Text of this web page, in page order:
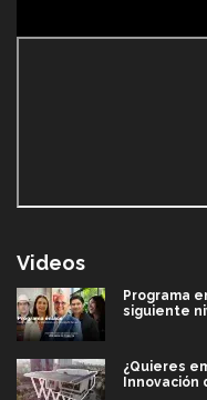
Videos
Programa
siguiente
¿Quieres
Innovación